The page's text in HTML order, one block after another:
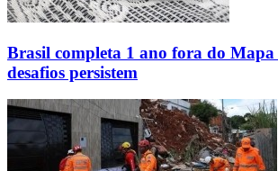
Brasil completa 1 ano fora do Mapa
desafios persistem